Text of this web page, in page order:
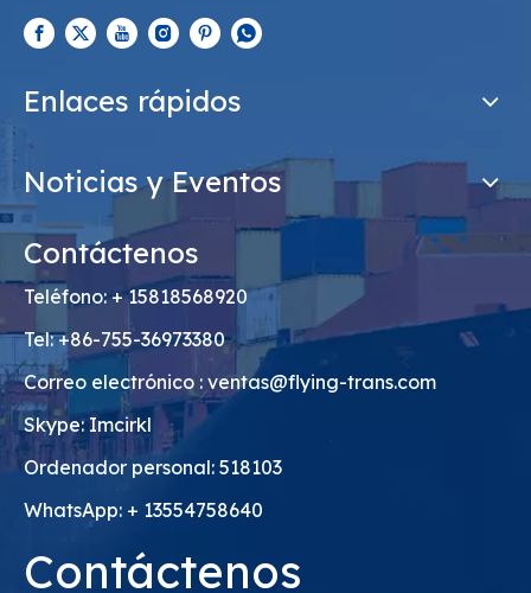
Enlaces rápidos
Noticias y Eventos
Contáctenos
Teléfono: + 15818568920
Tel: +86-755-36973380
Correo electrónico : ventas@flying-trans.com
Skype: Imcirkl
Ordenador personal: 518103
WhatsApp: + 13554758640
Contáctenos